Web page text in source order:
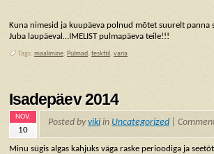
Kuna nimesid ja kuupäeva polnud mõtet suurelt panna
Juba laupäeval…IMELIST pulmapäeva teile!!!
Tags: maalimine, Pulmad, tesktiil , varia
Isadepäev 2014
NOV.
10
Posted byviki in Uncategorized
Minu sügis algas kahjuks väga raske perioodiga ja